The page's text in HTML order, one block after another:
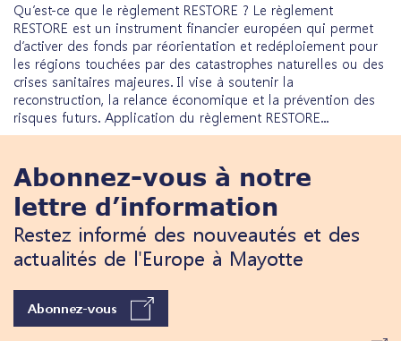
Qu’est-ce que le règlement RESTORE ? Le règlement
RESTORE est un instrument financier européen qui permet
d’activer des fonds par réorientation et redéploiement pour
les régions touchées par des catastrophes naturelles ou des
crises sanitaires majeures. Il vise à soutenir la
reconstruction, la relance économique et la prévention des
risques futurs. Application du règlement RESTORE...
Abonnez-vous à notre
lettre d’information
Restez informé des nouveautés et des
actualités de l'Europe à Mayotte
Abonnez-vous